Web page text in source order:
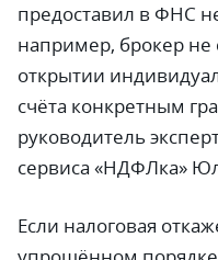
предоставил в ФНС
например, брокер
открытии
счёта конкретным
руководитель
сервиса «НДФЛка»
Если налоговая